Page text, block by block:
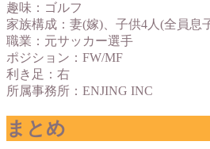
趣味：ゴルフ
家族構成：妻(嫁)、子供4人(全員息
職業：元サッカー選手
ポジション：FW/MF
利き足：右
所属事務所：ENJING INC
まとめ